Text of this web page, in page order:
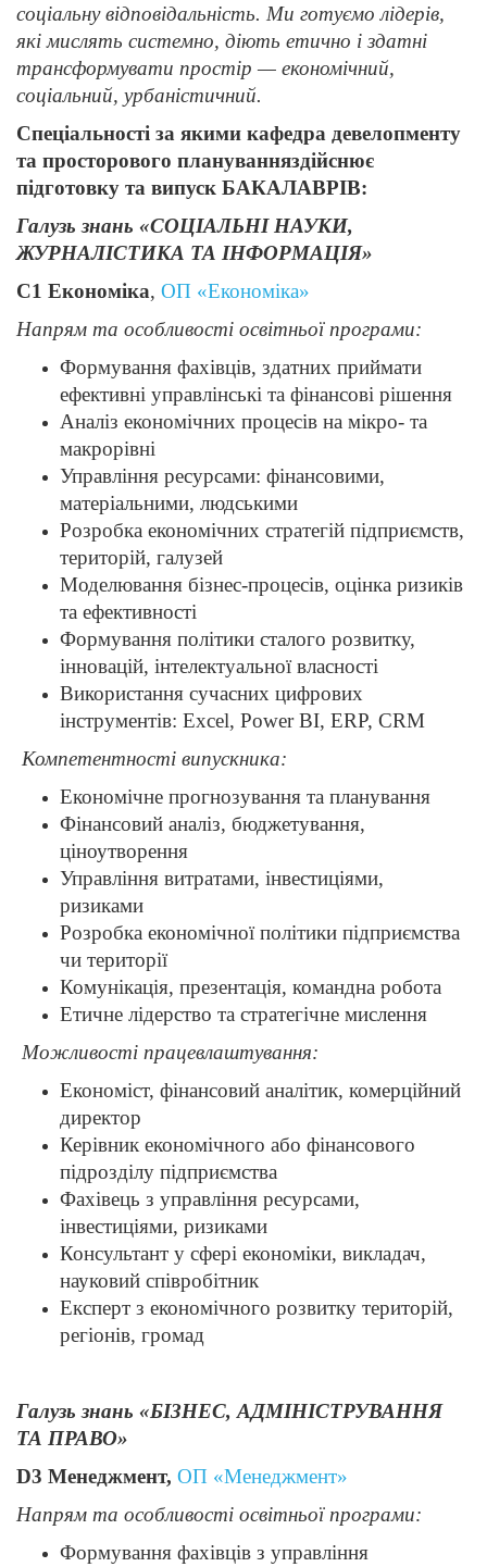
соціальну відповідальність. Ми готуємо лідерів,
які мислять системно, діють етично і здатні
трансформувати простір — економічний,
соціальний, урбаністичний.
Спеціальності за якими кафедра девелопменту
та просторового плануванняздійснює
підготовку та випуск БАКАЛАВРІВ:
Галузь знань «СОЦІАЛЬНІ НАУКИ,
ЖУРНАЛІСТИКА ТА ІНФОРМАЦІЯ»
С1 Економіка, ОП «Економіка»
Напрям та особливості освітньої програми:
Формування фахівців, здатних приймати
ефективні управлінські та фінансові рішення
Аналіз економічних процесів на мікро- та
макрорівні
Управління ресурсами: фінансовими,
матеріальними, людськими
Розробка економічних стратегій підприємств,
територій, галузей
Моделювання бізнес-процесів, оцінка ризиків
та ефективності
Формування політики сталого розвитку,
інновацій, інтелектуальної власності
Використання сучасних цифрових
інструментів: Excel, Power BI, ERP, CRM
Компетентності випускника:
Економічне прогнозування та планування
Фінансовий аналіз, бюджетування,
ціноутворення
Управління витратами, інвестиціями,
ризиками
Розробка економічної політики підприємства
чи території
Комунікація, презентація, командна робота
Етичне лідерство та стратегічне мислення
Можливості працевлаштування:
Економіст, фінансовий аналітик, комерційний
директор
Керівник економічного або фінансового
підрозділу підприємства
Фахівець з управління ресурсами,
інвестиціями, ризиками
Консультант у сфері економіки, викладач,
науковий співробітник
Експерт з економічного розвитку територій,
регіонів, громад
Галузь знань «БІЗНЕС, АДМІНІСТРУВАННЯ
ТА ПРАВО»
D3 Менеджмент, ОП «Менеджмент»
Напрям та особливості освітньої програми:
Формування фахівців з управління